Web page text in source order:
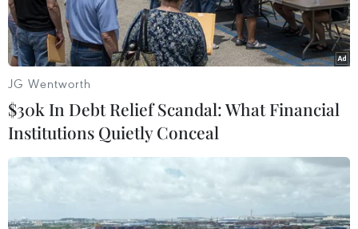
JG Wentworth
$30k In Debt Relief Scandal: What Financial
Institutions Quietly Conceal